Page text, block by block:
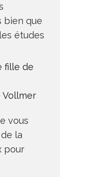
bien que
études
fille de
Vollmer
vous
la
pour